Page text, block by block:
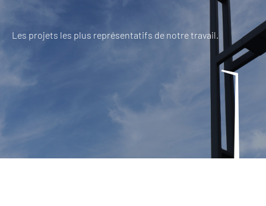
Les projets les plus représentatifs de notre travail.